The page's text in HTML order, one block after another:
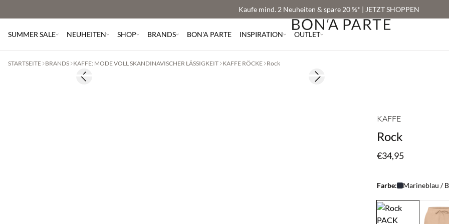
Kaufe mind. 2 Neuheiten & spare 20 %* | JETZT SHOPPEN
SUMMER SALE NEUHEITEN SHOP BRANDS BON'A PARTE INSPIRATION OUTLET
STARTSEITE BRANDS KAFFE: MODE VOLL SKANDINAVISCHER LÄSSIGKEIT KAFFE RÖCKE Rock
176 cm • M
Previous slide Next slide
KAFFE
Rock
€34,95
Farbe: Marineblau /